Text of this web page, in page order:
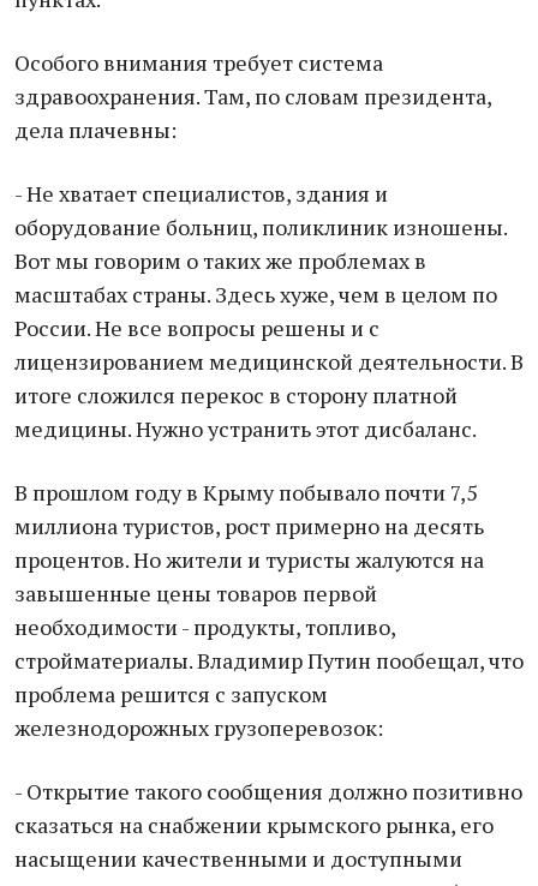
Особого внимания требует система
здравоохранения. Там, по словам президента,
дела плачевны:
- Не хватает специалистов, здания и
оборудование больниц, поликлиник изношены.
Вот мы говорим о таких же проблемах в
масштабах страны. Здесь хуже, чем в целом по
России. Не все вопросы решены и с
лицензированием медицинской деятельности. В
итоге сложился перекос в сторону платной
медицины. Нужно устранить этот дисбаланс.
В прошлом году в Крыму побывало почти 7,5
миллиона туристов, рост примерно на десять
процентов. Но жители и туристы жалуются на
завышенные цены товаров первой
необходимости - продукты, топливо,
стройматериалы. Владимир Путин пообещал, что
проблема решится с запуском
железнодорожных грузоперевозок:
- Открытие такого сообщения должно позитивно
сказаться на снабжении крымского рынка, его
насыщении качественными и доступными